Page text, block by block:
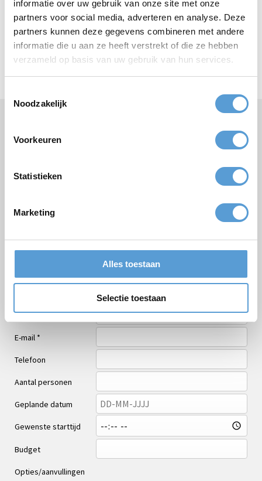
informatie over uw gebruik van onze site met onze
partners voor social media, adverteren en analyse. Deze
partners kunnen deze gegevens combineren met andere
informatie die u aan ze heeft verstrekt of die ze hebben
verzameld op basis van uw gebruik van hun services.
Noodzakelijk
Voorkeuren
Statistieken
Marketing
Alles toestaan
Selectie toestaan
Winnaarsketting of mini bokaal
Perfect als aandenken aan een geslaagd uitje: een mini bokaal of
winnaarsketting.
De winnaarsketting is verkrijgbaar voor € 25 per stuk en de mini
bokaal voor € 7,50 per stuk.
Bel
per e-mail
Bedrijf / Groepsnaam
Achternaam
E-mail *
Telefoon
Aantal personen
Geplande datum
Gewenste starttijd
Budget
Opties/aanvullingen